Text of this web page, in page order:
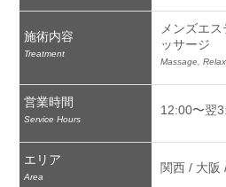
施術内容
Treatment
メンズエ
ッサージ
Massage,
営業時間
Service Hours
12:00〜翌
エリア
Area
関西 / 大阪